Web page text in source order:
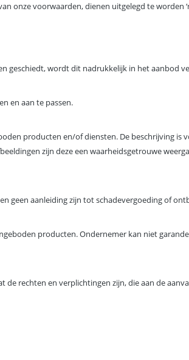
onze voorwaarden, dienen uitgelegd te worden
geschiedt, wordt dit nadrukkelijk in het aanbod
en aan te passen.
producten en/of diensten. De beschrijving
zijn deze een waarheidsgetrouwe
geen aanleiding zijn tot schadevergoeding of
producten. Ondernemer kan niet
rechten en verplichtingen zijn, die aan de